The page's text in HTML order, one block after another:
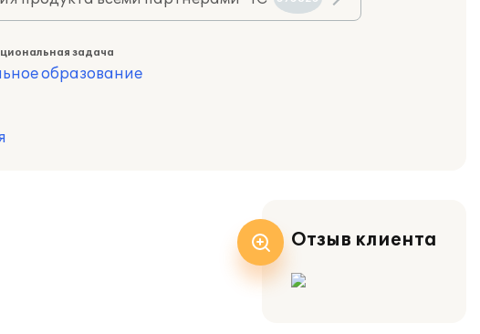
задача
образование
Отзыв клиента